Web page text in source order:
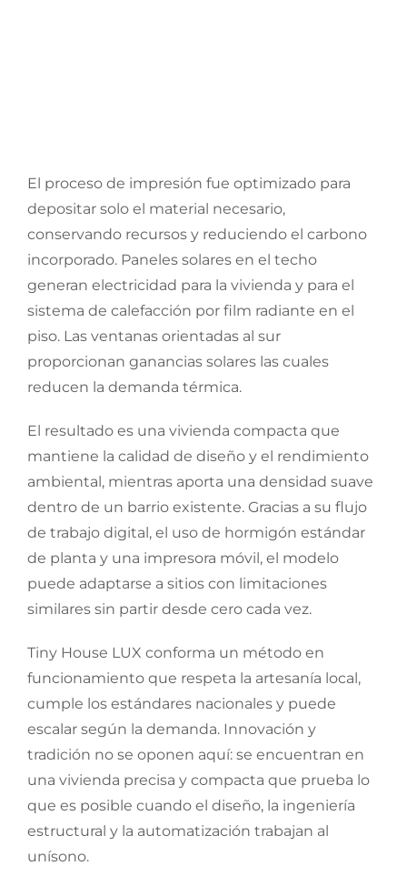
El proceso de impresión fue optimizado para
depositar solo el material necesario,
conservando recursos y reduciendo el carbono
incorporado. Paneles solares en el techo
generan electricidad para la vivienda y para el
sistema de calefacción por film radiante en el
piso. Las ventanas orientadas al sur
proporcionan ganancias solares las cuales
reducen la demanda térmica.
El resultado es una vivienda compacta que
mantiene la calidad de diseño y el rendimiento
ambiental, mientras aporta una densidad suave
dentro de un barrio existente. Gracias a su flujo
de trabajo digital, el uso de hormigón estándar
de planta y una impresora móvil, el modelo
puede adaptarse a sitios con limitaciones
similares sin partir desde cero cada vez.
Tiny House LUX conforma un método en
funcionamiento que respeta la artesanía local,
cumple los estándares nacionales y puede
escalar según la demanda. Innovación y
tradición no se oponen aquí: se encuentran en
una vivienda precisa y compacta que prueba lo
que es posible cuando el diseño, la ingeniería
estructural y la automatización trabajan al
unísono.